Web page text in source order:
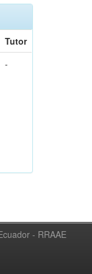
Tutor
-
- RRAAE